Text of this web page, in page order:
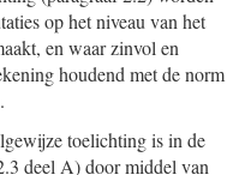
op het niveau van het
en waar zinvol en
houdend met de norm
toelichting is in de
deel A) door middel van